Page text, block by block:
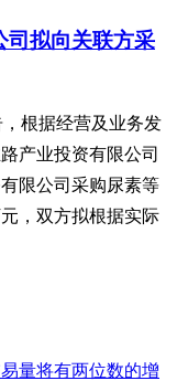
司拟向关联方采
，根据经营及业务发
产业投资有限公司
限公司采购尿素等
，双方拟根据实际
量将有两位数的增